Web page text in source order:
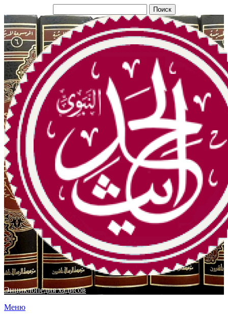
Энциклопедия хадисов
Перейти
Меню